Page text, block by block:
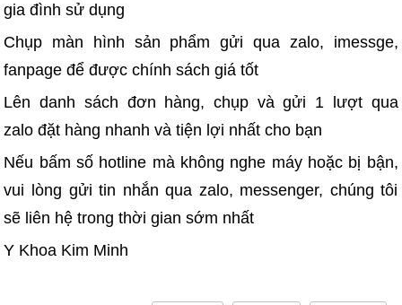
gia đình sử dụng
Chụp màn hình sản phẩm gửi qua zalo, imessge,
fanpage để được chính sách giá tốt
Lên danh sách đơn hàng, chụp và gửi 1 lượt qua
zalo đặt hàng nhanh và tiện lợi nhất cho bạn
Nếu bấm số hotline mà không nghe máy hoặc bị bận,
vui lòng gửi tin nhắn qua zalo, messenger, chúng tôi
sẽ liên hệ trong thời gian sớm nhất
Y Khoa Kim Minh